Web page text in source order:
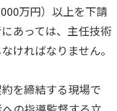
万円）以上を下請
あっては、主任技術
ければなりません。
を締結する現場で